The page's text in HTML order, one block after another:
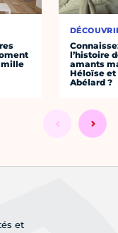
l’histoire
amants
Héloïse et
Abélard ?
et